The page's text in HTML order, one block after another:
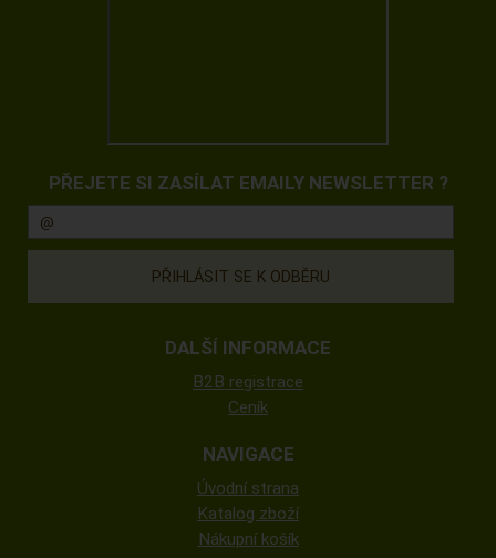
PŘEJETE SI ZASÍLAT EMAILY NEWSLETTER ?
DALŠÍ INFORMACE
B2B registrace
Ceník
NAVIGACE
Úvodní strana
Katalog zboží
Nákupní košík